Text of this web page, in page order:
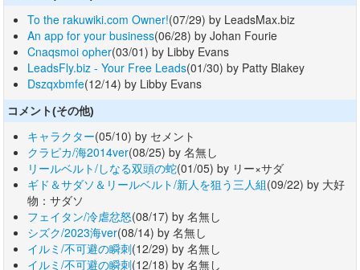
To the rakuwiki.com Owner!(07/29) by LeadsMax.biz
An app for your business(06/28) by Johan Fourie
Cnaqsmoi opher(03/01) by Libby Evans
LeadsFly.biz - Your Free Leads(01/30) by Patty Blakey
Dszqxbmfe(12/14) by Libby Evans
コメント(その他)
キャラクター(05/10) by セメント
クラピカ/海2014ver(08/25) by 名無し
リールベルト/しなる双頭の蛇(01/05) by リー×サダ
ギド＆サダソ＆リールベルト/新人を狙う三人組(09/22) by 大好
物：サダソ
フェイタン/冷虐忿怒(08/17) by 名無し
シズク/2023海ver(08/14) by 名無し
イルミ/不可避の瞬刺(12/29) by 名無し
イルミ/不可避の瞬刺(12/18) by 名無し